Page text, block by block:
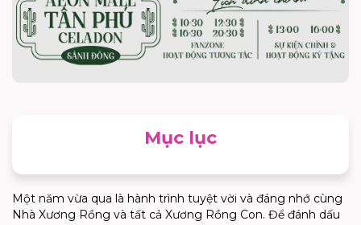
Mục lục
Một năm vừa qua là hành trình tuyệt vời và đáng nhớ cùng
Nhà Xương Rồng và tất cả Xương Rồng Con. Để đánh dấu